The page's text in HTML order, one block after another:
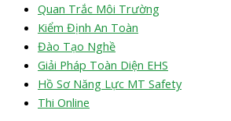
Quan Trắc Môi Trường
Kiểm Định An Toàn
Đào Tạo Nghề
Giải Pháp Toàn Diện EHS
Hồ Sơ Năng Lực MT Safety
Thi Online